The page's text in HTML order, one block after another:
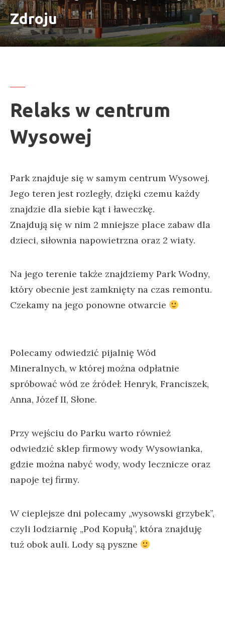
Zdroju
Relaks w centrum
Wysowej
Park znajduje się w samym centrum Wysowej.
Jego teren jest rozległy, dzięki czemu każdy
znajdzie dla siebie kąt i ławeczkę.
Znajdują się w nim 2 mniejsze place zabaw dla
dzieci, siłownia napowietrzna oraz 2 wiaty.
Na jego terenie także znajdziemy Park Wodny,
który obecnie jest zamknięty na czas remontu.
Czekamy na jego ponowne otwarcie
Polecamy odwiedzić pijalnię Wód
Mineralnych, w której można odpłatnie
spróbować wód ze źródeł: Henryk, Franciszek,
Anna, Józef II, Słone.
Przy wejściu do Parku warto również
odwiedzić sklep firmowy wody Wysowianka,
gdzie można nabyć wody, wody lecznicze oraz
napoje tej firmy.
W cieplejsze dni polecamy „wysowski grzybek”,
czyli lodziarnię „Pod Kopułą”, która znajduję
tuż obok auli. Lody są pyszne